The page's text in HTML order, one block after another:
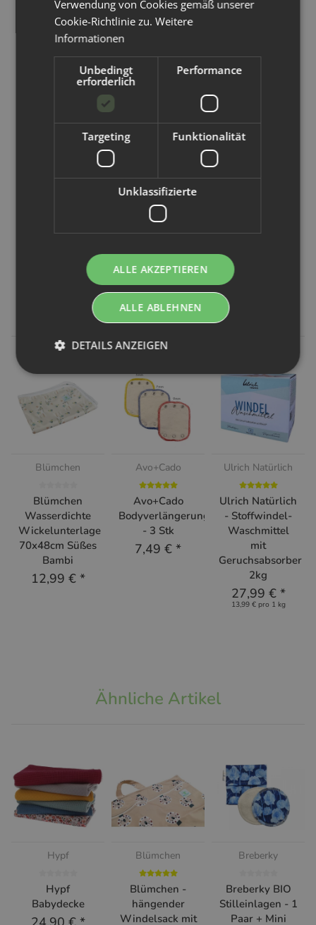
No Waste Wrapping
NoWaste
Handmade
mittel)
14,99 €*
Kunden kauften dazu folgende
Artikel:
Blümchen
Blümchen
Wasserdichte
Wickelunterlage
70x48cm Süßes
Bambi
12,99 € *
Avo+Cado
Avo+Cado
Bodyverlängerung
- 3 Stk
7,49 € *
Ulrich Natürlich
Ulrich Natürlich
- Stoffwindel-
Waschmittel
mit
Geruchsabsorber
2kg
27,99 € *
13,99 € pro 1 kg
Ähnliche Artikel
Hypf
Hypf
Babydecke
Blümchen
Blümchen -
hängender
Windelsack mit
Breberky
Breberky BIO
Stilleinlagen - 1
Paar + Mini
Verwendung von Cookies gemäß unserer
Cookie-Richtlinie zu.Weitere
Informationen
Unbedingt
erforderlich
Performance
Targeting Funktionalität
Unklassifizierte
ALLE AKZEPTIEREN
ALLE ABLEHNEN
DETAILS ANZEIGEN